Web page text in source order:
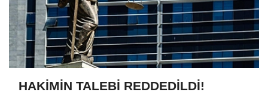
HAKİMİN TALEBİ REDDEDİLDİ!